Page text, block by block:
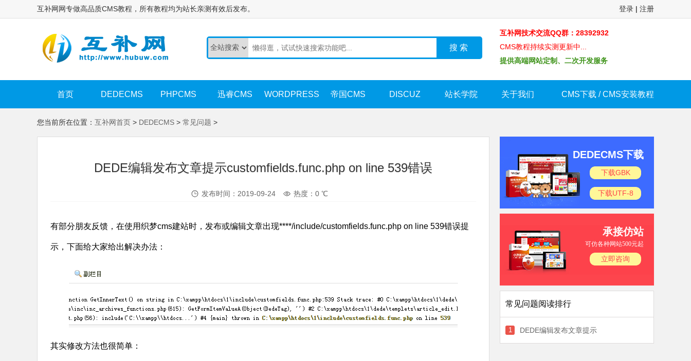
互补网网专做高品质CMS教程，所有教程均为站长亲测有效后发布。 登录 | 注册
互补网技术交流QQ群：28392932
CMS教程持续实测更新中...
提供高端网站定制、二次开发服务
首页 DEDECMS PHPCMS 迅睿CMS WORDPRESS 帝国CMS DISCUZ 站长学院 关于我们 CMS下载 / CMS安装教程
您当前所在位置： 互补网首页 > DEDECMS > 常见问题 >
DEDE编辑发布文章提示customfields.func.php on line 539错误
发布时间：2019-09-24 热度： 0℃
有部分朋友反馈，在使用织梦cms建站时，发布或编辑文章出现****/include/customfields.func.php on line 539错误提
示，下面给大家给出解决办法：
其实修改方法也很简单：
DEDECMS下载
下载GBK
下载UTF-8
承接仿站
可仿各种网站500元起
立即咨询
常见问题阅读排行
1
DEDE编辑发布文章提示
customfields.func.php on line 539错误